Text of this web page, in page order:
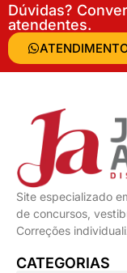
Dúvidas?
atendentes.
Site especializado
de concursos,
Correções
CATEGORIAS